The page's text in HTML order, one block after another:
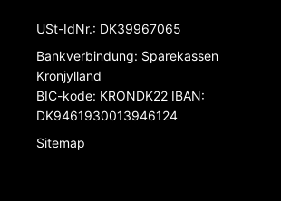
USt-IdNr.: DK39967065
Bankverbindung: Sparekassen
Kronjylland
BIC-kode: KRONDK22 IBAN:
DK9461930013946124
Sitemap